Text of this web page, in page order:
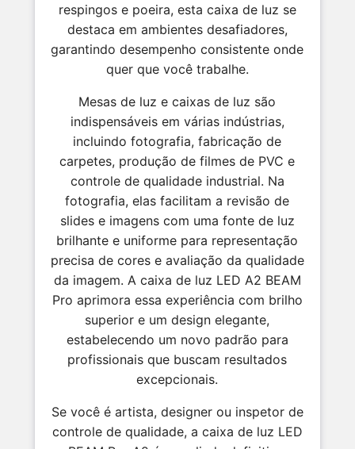
respingos e poeira, esta caixa de luz se
destaca em ambientes desafiadores,
garantindo desempenho consistente onde
quer que você trabalhe.
Mesas de luz e caixas de luz são
indispensáveis em várias indústrias,
incluindo fotografia, fabricação de
carpetes, produção de filmes de PVC e
controle de qualidade industrial. Na
fotografia, elas facilitam a revisão de
slides e imagens com uma fonte de luz
brilhante e uniforme para representação
precisa de cores e avaliação da qualidade
da imagem. A caixa de luz LED A2 BEAM
Pro aprimora essa experiência com brilho
superior e um design elegante,
estabelecendo um novo padrão para
profissionais que buscam resultados
excepcionais.
Se você é artista, designer ou inspetor de
controle de qualidade, a caixa de luz LED